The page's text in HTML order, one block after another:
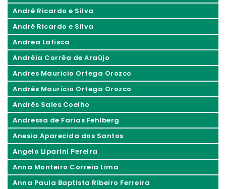
André Ricardo e Silva
André Ricardo e Silva
Andrea Lafisca
Andréia Corrêa de Araújo
Andres Mauricio Ortega Orozco
Andrés Maurício Ortega Orozco
Andrês Sales Coelho
Andressa de Farias Fehlberg
Anesia Aparecida dos Santos
Angelo Liparini Pereira
Anna Monteiro Correia Lima
Anna Paula Baptista Ribeiro Ferreira